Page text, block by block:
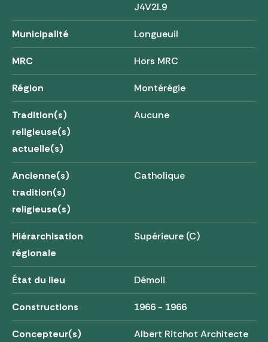
J4V2L9
Municipalité Longueuil
MRC Hors MRC
Région Montérégie
Tradition(s)
religieuse(s)
actuelle(s)
Aucune
Ancienne(s)
tradition(s)
religieuse(s)
Catholique
Hiérarchisation
régionale
Supérieure (C)
État du lieu Démoli
Constructions 1966 - 1966
Concepteur(s) Albert Ritchot Architecte